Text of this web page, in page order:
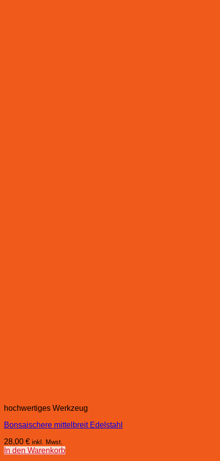
hochwertiges Werkzeug
Bonsaischere mittelbreit Edelstahl
28,00 € inkl. Mwst.
In den Warenkorb